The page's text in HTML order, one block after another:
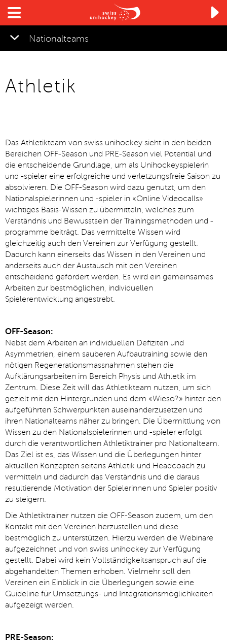

Nationalteams
Athletik
Das Athletikteam von swiss unihockey sieht in den beiden
Bereichen OFF-Season und PRE-Season viel Potential und
die entscheidende Grundlage, um als Unihockeyspielerin
und -spieler eine erfolgreiche und verletzungsfreie Saison zu
absolvieren. Die OFF-Season wird dazu genutzt, um den
Nationalspielerinnen und -spieler in «Online Videocalls»
wichtiges Basis-Wissen zu übermitteln, welches zum
Verständnis und Bewusstsein der Trainingsmethoden und -
programme beiträgt. Das vermittelte Wissen wird
gleichzeitig auch den Vereinen zur Verfügung gestellt.
Dadurch kann einerseits das Wissen in den Vereinen und
anderseits auch der Austausch mit den Vereinen
entscheidend gefördert werden. Es wird ein gemeinsames
Arbeiten zur bestmöglichen, individuellen
Spielerentwicklung angestrebt.
OFF-Season:
Nebst dem Arbeiten an individuellen Defiziten und
Asymmetrien, einem sauberen Aufbautraining sowie den
nötigen Regenerationsmassnahmen stehen die
Aufklärungsarbeiten im Bereich Physis und Athletik im
Zentrum. Diese Zeit will das Athletikteam nutzen, um sich
gezielt mit den Hintergründen und dem «Wieso?» hinter den
aufgeführten Schwerpunkten auseinanderzusetzen und
ihren Nationalteams näher zu bringen. Die Übermittlung von
Wissen zu den Nationalspielerinnen und -spieler erfolgt
durch die verantwortlichen Athletiktrainer pro Nationalteam.
Das Ziel ist es, das Wissen und die Überlegungen hinter
aktuellen Konzepten seitens Athletik und Headcoach zu
vermitteln und dadurch das Verständnis und die daraus
resultierende Motivation der Spielerinnen und Spieler positiv
zu steigern.
Die Athletiktrainer nutzen die OFF-Season zudem, um den
Kontakt mit den Vereinen herzustellen und diese
bestmöglich zu unterstützen. Hierzu werden die Webinare
aufgezeichnet und von swiss unihockey zur Verfügung
gestellt. Dabei wird kein Vollständigkeitsanspruch auf die
abgehandelten Themen erhoben. Vielmehr soll den
Vereinen ein Einblick in die Überlegungen sowie eine
Guideline für Umsetzungs- und Integrationsmöglichkeiten
aufgezeigt werden.
PRE-Season: